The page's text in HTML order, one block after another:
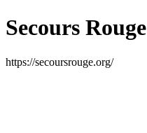
Secours Rouge
https://secoursrouge.org/